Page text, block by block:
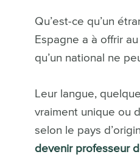
Qu’est-ce qu’un
Espagne a à offrir
qu’un national ne
Leur langue,
vraiment unique ou
selon le pays
devenir professeur